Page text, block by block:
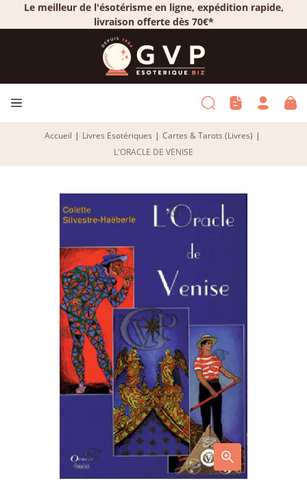
Le meilleur de l'ésotérisme en ligne, expédition rapide,
livraison offerte dès 70€*
Accueil | Livres Esotériques | Cartes & Tarots (Livres) |
L'ORACLE DE VENISE